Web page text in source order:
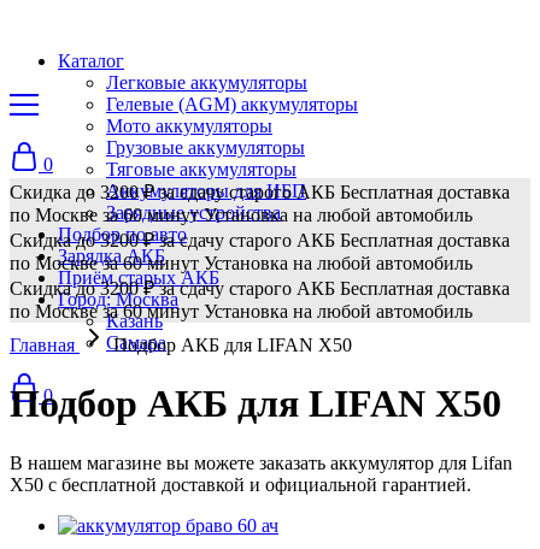
Каталог
Легковые аккумуляторы
Гелевые (AGM) аккумуляторы
Мото аккумуляторы
Грузовые аккумуляторы
Тяговые аккумуляторы
Аккумуляторы для ИБП
Зарядные устройства
Подбор по авто
Зарядка АКБ
Приём старых АКБ
Город: Москва
Казань
Самара
0
0
Скидка до 3200 ₽ за сдачу старого АКБ Бесплатная доставка
по Москве за 60 минут Установка на любой автомобиль
Скидка до 3200 ₽ за сдачу старого АКБ Бесплатная доставка
по Москве за 60 минут Установка на любой автомобиль
Скидка до 3200 ₽ за сдачу старого АКБ Бесплатная доставка
по Москве за 60 минут Установка на любой автомобиль
Главная
Подбор АКБ для LIFAN X50
Подбор АКБ для LIFAN X50
В нашем магазине вы можете заказать аккумулятор для Lifan
X50 с бесплатной доставкой и официальной гарантией.